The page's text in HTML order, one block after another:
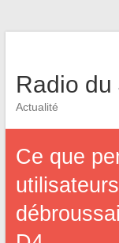
Radio du
Actualité
Ce que